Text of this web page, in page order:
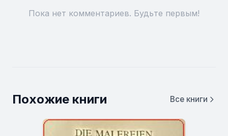
Пока нет комментариев. Будьте первым!
Похожие книги Все книги